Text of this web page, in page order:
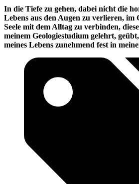
In die Tiefe zu gehen, dabei nicht die
Lebens aus den Augen zu verlieren, im
Seele mit dem Alltag zu verbinden,
meinem Geologiestudium gelehrt,
meines Lebens zunehmend fest in